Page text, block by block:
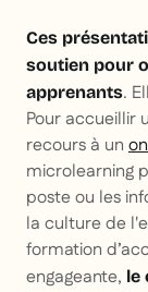
Ces
soutien pour
apprenants.
Pour accueillir
recours à un
microlearning
poste ou les
la culture de
formation
engageante, le